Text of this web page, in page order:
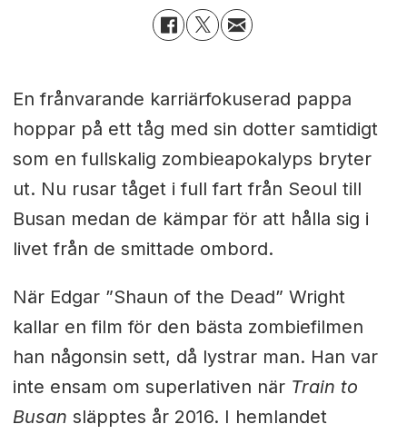
En frånvarande karriärfokuserad pappa
hoppar på ett tåg med sin dotter samtidigt
som en fullskalig zombieapokalyps bryter
ut. Nu rusar tåget i full fart från Seoul till
Busan medan de kämpar för att hålla sig i
livet från de smittade ombord.
När Edgar ”Shaun of the Dead” Wright
kallar en film för den bästa zombiefilmen
han någonsin sett, då lystrar man. Han var
inte ensam om superlativen när Train to
Busan släpptes år 2016. I hemlandet